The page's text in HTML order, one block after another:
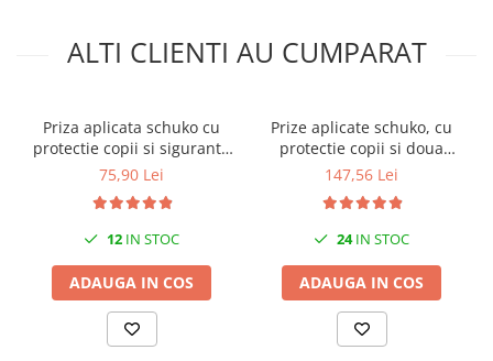
ALTI CLIENTI AU CUMPARAT
Priza aplicata schuko cu
protectie copii si siguranta
1P C 16A 130x87mm IP20
75,90 Lei
12 IN STOC
ADAUGA IN COS
Prize aplicate schuko, cu
protectie copii si doua
sigurante 1 pol 16A IP20
147,56 Lei
24IN STOC
ADAUGA IN COS